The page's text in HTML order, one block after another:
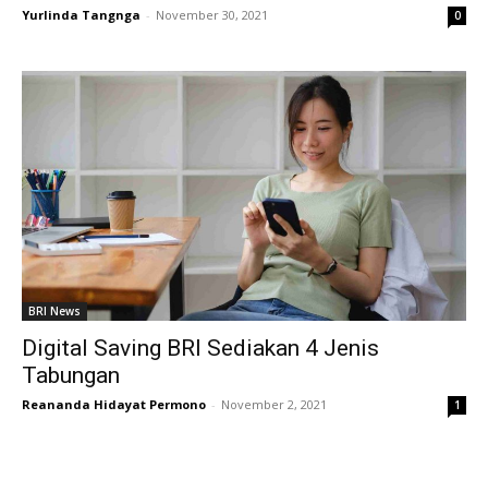
Yurlinda Tangnga - November 30, 2021 0
BRI News
Digital Saving BRI Sediakan 4 Jenis
Tabungan
Reananda Hidayat Permono - November 2, 2021 1